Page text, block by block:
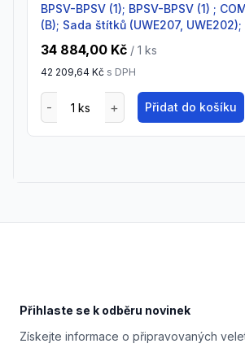
BPSV-BPSV (1); BPSV-BPSV (1) ;
(B); Sada štítků (UWE207, UWE202);
34 884,00 Kč / 1 ks
42 209,64 Kč s DPH
Přidat do košíku
Přihlaste se k odběru novinek
Získejte informace o připravovaných